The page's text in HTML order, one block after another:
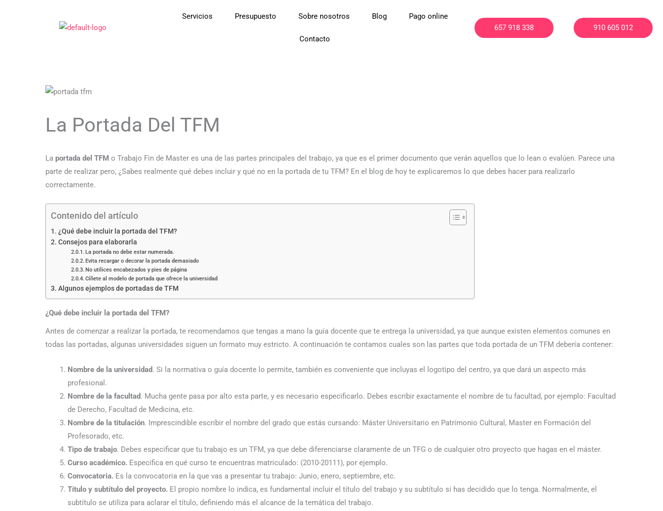
Servicios Presupuesto Sobre nosotros Blog Pago online
Contacto
657 918 338 910 605 012
La Portada Del TFM
La portada del TFM o Trabajo Fin de Master es una de las partes principales del trabajo, ya que es el primer documento que verán aquellos que lo lean o evalúen. Parece una
parte de realizar pero, ¿Sabes realmente qué debes incluir y qué no en la portada de tu TFM? En el blog de hoy te explicaremos lo que debes hacer para realizarlo
correctamente.
Contenido del artículo
¿Qué debe incluir la portada del TFM?
Consejos para elaborarla
La portada no debe estar numerada.
Evita recargar o decorar la portada demasiado
No utilices encabezados y pies de página
Cíñete al modelo de portada que ofrece la universidad
Algunos ejemplos de portadas de TFM
¿Qué debe incluir la portada del TFM?
Antes de comenzar a realizar la portada, te recomendamos que tengas a mano la guía docente que te entrega la universidad, ya que aunque existen elementos comunes en
todas las portadas, algunas universidades siguen un formato muy estricto. A continuación te contamos cuales son las partes que toda portada de un TFM debería contener:
Nombre de la universidad. Si la normativa o guía docente lo permite, también es conveniente que incluyas el logotipo del centro, ya que dará un aspecto más
profesional.
Nombre de la facultad. Mucha gente pasa por alto esta parte, y es necesario especificarlo. Debes escribir exactamente el nombre de tu facultad, por ejemplo: Facultad
de Derecho, Facultad de Medicina, etc.
Nombre de la titulación. Imprescindible escribir el nombre del grado que estás cursando: Máster Universitario en Patrimonio Cultural, Master en Formación del
Profesorado, etc.
Tipo de trabajo. Debes especificar que tu trabajo es un TFM, ya que debe diferenciarse claramente de un TFG o de cualquier otro proyecto que hagas en el máster.
Curso académico. Especifica en qué curso te encuentras matriculado: (2010-20111), por ejemplo.
Convocatoria. Es la convocatoria en la que vas a presentar tu trabajo: Junio, enero, septiembre, etc.
Título y subtítulo del proyecto. El propio nombre lo indica, es fundamental incluir el título del trabajo y su subtítulo si has decidido que lo tenga. Normalmente, el
subtítulo se utiliza para aclarar el título, definiendo más el alcance de la temática del trabajo.